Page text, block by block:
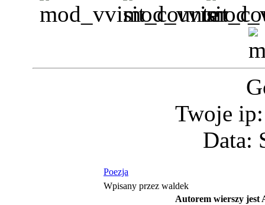
Twoje
Data:
Poezja
Wpisany przez waldek
Autorem wierszy jest